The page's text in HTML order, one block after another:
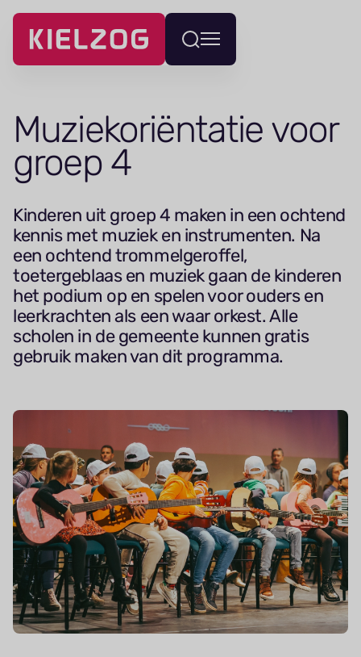
Navigatie
overslaan
Wissel
menu
Muziekoriëntatie voor
groep 4
Kinderen uit groep 4 maken in een ochtend
kennis met muziek en instrumenten. Na
een ochtend trommelgeroffel,
toetergeblaas en muziek gaan de kinderen
het podium op en spelen voor ouders en
leerkrachten als een waar orkest. Alle
scholen in de gemeente kunnen gratis
gebruik maken van dit programma.